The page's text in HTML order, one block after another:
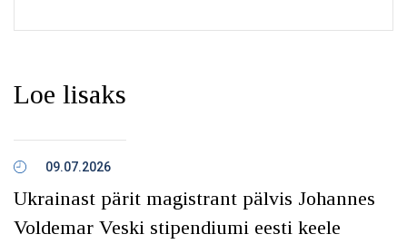
Loe lisaks
09.07.2026
Ukrainast pärit magistrant pälvis Johannes
Voldemar Veski stipendiumi eesti keele